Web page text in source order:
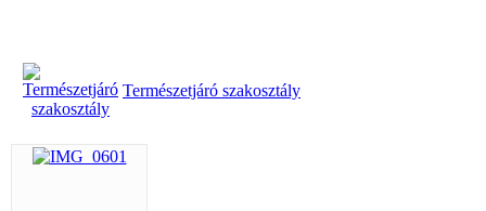
Természetjáró szakosztály